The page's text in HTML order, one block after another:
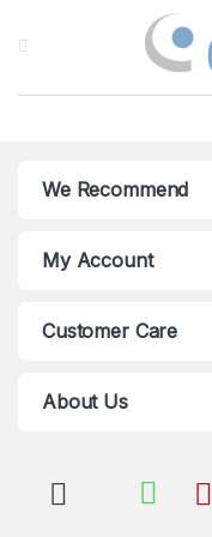
Brands Carousel
We Recommend
My Account
Customer Care
About Us